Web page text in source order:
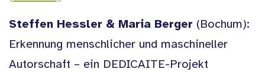
Steffen Hessler & Maria Berger (Bochum):
Erkennung menschlicher und maschineller
Autorschaft – ein DEDICAITE-Projekt